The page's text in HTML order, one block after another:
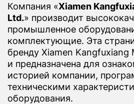
Компания «Xiamen
Ltd.» производит
промышленное
комплектующие. Эта
бренду Xiamen Kangfuxiang
и предназначена для
историей компании,
техническими
оборудования.